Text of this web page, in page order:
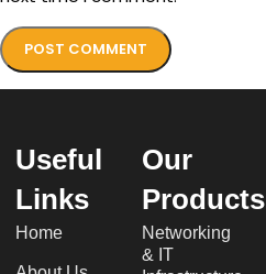
Useful
Links
Home
Our
Products
Networking
& IT